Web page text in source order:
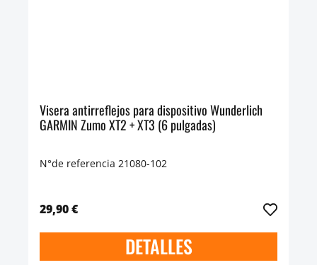
Visera antirreflejos para dispositivo Wunderlich
GARMIN Zumo XT2 + XT3 (6 pulgadas)
N°de referencia 21080-102
29,90 €
DETALLES